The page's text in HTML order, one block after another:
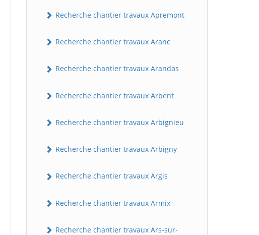
Recherche chantier travaux Apremont
Recherche chantier travaux Aranc
Recherche chantier travaux Arandas
Recherche chantier travaux Arbent
Recherche chantier travaux Arbignieu
Recherche chantier travaux Arbigny
Recherche chantier travaux Argis
Recherche chantier travaux Armix
Recherche chantier travaux Ars-sur-